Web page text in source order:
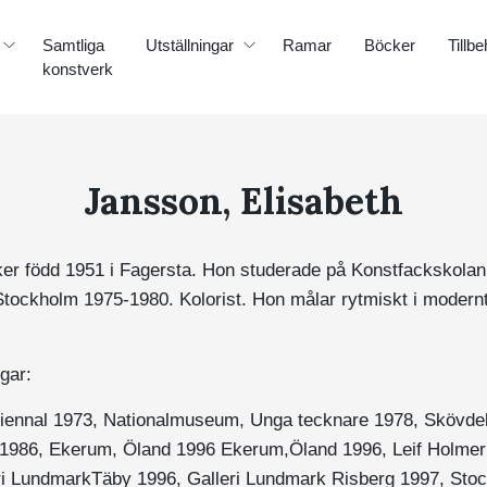
Samtliga
konstverk
Utställningar Ramar Böcker
Jansson, Elisabeth
född 1951 i Fagersta. Hon studerade på
1975-1980. Kolorist. Hon målar rytmiskt i
1973, Nationalmuseum, Unga tecknare 1978,
Ekerum, Öland 1996 Ekerum,Öland 1996, Leif
LundmarkTäby 1996, Galleri Lundmark Risberg 1997,